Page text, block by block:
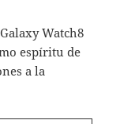
Watch8
espíritu de
a la